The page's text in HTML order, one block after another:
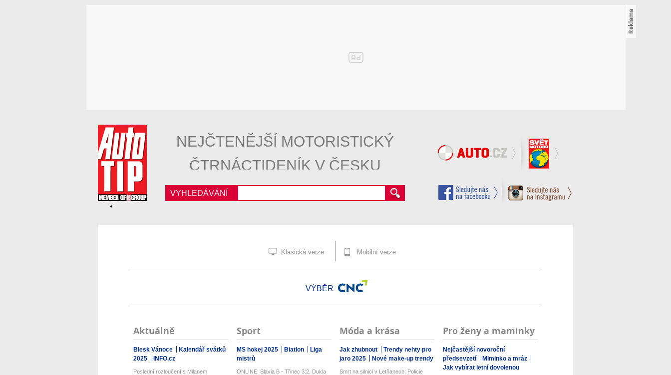
NEJČTENĚJŠÍ MOTORISTICKÝ
ČTRNÁCTIDENÍK V ČESKU
VYHLEDÁVÁNÍ
Klasická verze Mobilní verze
VÝBĚR
Aktuálně
Blesk Vánoce
Kalendář svátků
2025
INFO.cz
Poslední rozloučení s Milanem
Sport
MS hokej 2025 Biatlon
Liga
mistrů
ONLINE: Slavia B - Třinec 3:2. Dukla
Móda a krása
Jak zhubnout
Trendy nehty pro
jaro 2025
Nové make-up trendy
Smrt na silnici v Letňanech: Policie
Pro ženy a maminky
Nejčastější novoroční
předsevzetí
Miminko a mráz
Jak vybírat letní dovolenou